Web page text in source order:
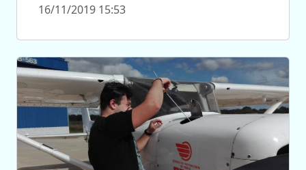
16/11/2019 15:53